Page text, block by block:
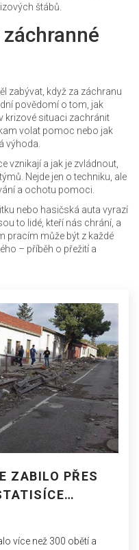
štábů.
zabývat, když za záchranu
povědomí o tom, jak
krizové situaci zachránit
volat pomoc nebo jak
výhoda.
vznikají a jak je zvládnout,
Nejde jen o techniku, ale
a ochotu pomoci.
nebo hasičská auta vyrazí
to lidé, kteří nás chrání, a
pracím může být z každé
– příběh o přežití a
ZABILO PŘES
více než 300 obětí a